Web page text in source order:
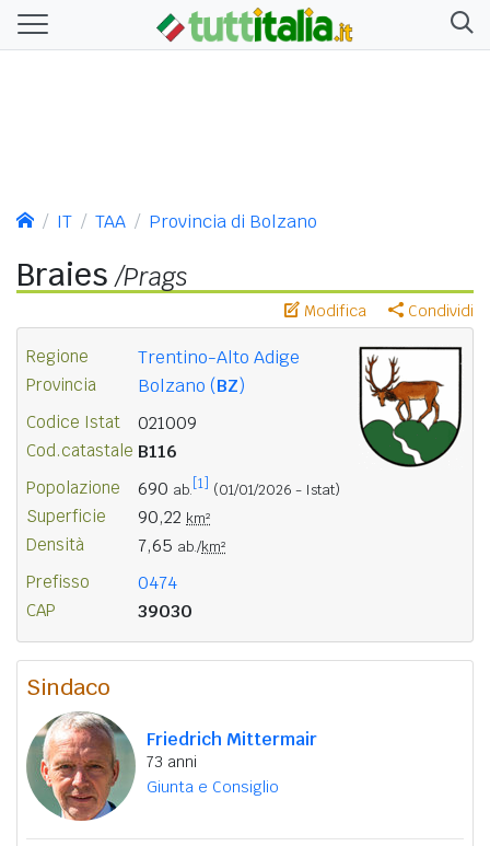
IT TAA Provincia di Bolzano
Braies/Prags
Modifica Condividi
Regione Trentino-Alto Adige
Provincia Bolzano (BZ)
Codice Istat 021009
Cod.catastale B116
Popolazione 690 ab. [1] (01/01/2026 - Istat)
Superficie 90,22 km²
Densità 7,65 ab./km²
Prefisso 0474
CAP 39030
Sindaco
Friedrich Mittermair
73 anni
Giunta e Consiglio